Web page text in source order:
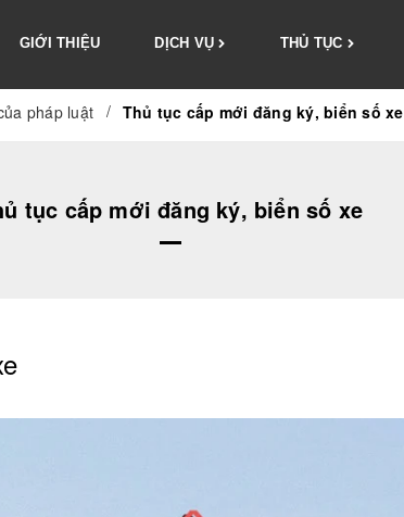
GIỚI THIỆU DỊCH VỤ THỦ TỤC
pháp luật / Thủ tục cấp mới đăng ký, biển số xe
tục cấp mới đăng ký, biển số xe